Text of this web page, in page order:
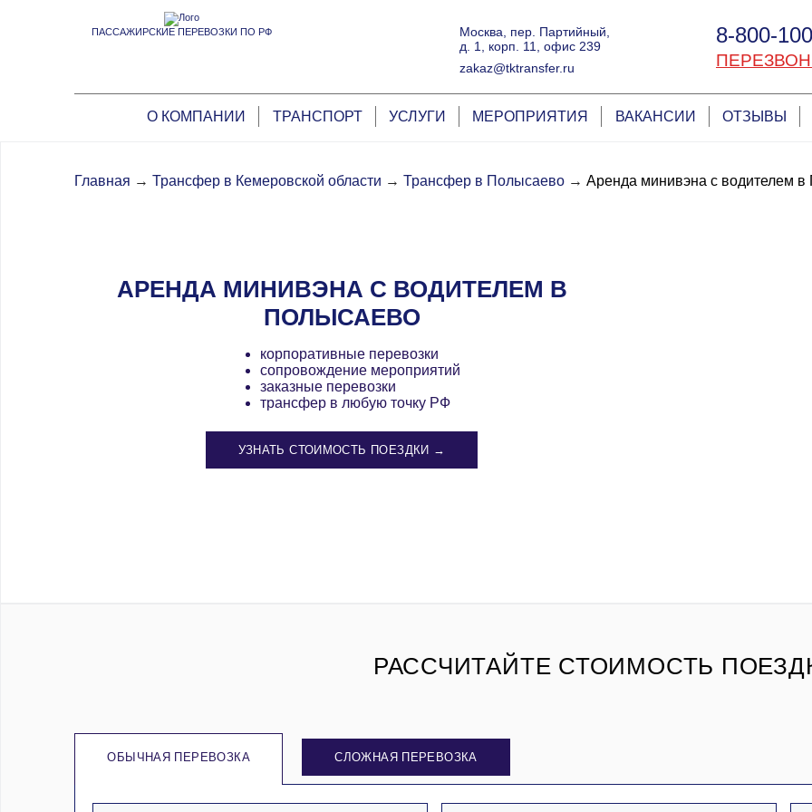
ПАССАЖИРСКИЕ ПЕРЕВОЗКИ ПО РФ 8-800-
Москва, пер. Партийный,
д. 1, корп. 11, офис 239
zakaz@tktransfer.ru
О КОМПАНИИ ТРАНСПОРТ УСЛУГИ МЕРОПРИЯТИЯ ВАКАНСИИ ОТЗЫВЫ
Главная → Трансфер в Кемеровской области → Трансфер в Полысаево → Аренда минивэна с водителем
АРЕНДА МИНИВЭНА С ВОДИТЕЛЕМ В
ПОЛЫСАЕВО
корпоративные перевозки
сопровождение мероприятий
заказные перевозки
трансфер в любую точку РФ
УЗНАТЬ СТОИМОСТЬ ПОЕЗДКИ →
РАССЧИТАЙТЕ СТОИМОСТЬ
ОБЫЧНАЯ ПЕРЕВОЗКА СЛОЖНАЯ ПЕРЕВОЗКА